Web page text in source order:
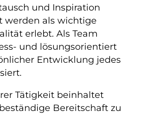
und Inspiration
werden als wichtige
erlebt. Als Team
und lösungsorientiert
Entwicklung jedes
Tätigkeit beinhaltet
Bereitschaft zu